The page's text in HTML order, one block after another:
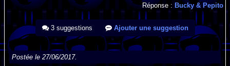
Réponse : Bucky & Pepito
3 suggestions Ajouter une suggestion
Postée le 27/06/2017.